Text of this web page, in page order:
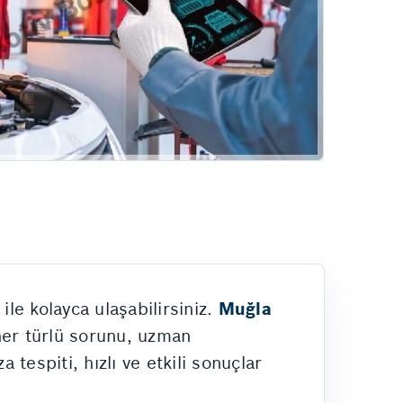
Hizmetlerimiz
kolayca ulaşabilirsiniz. Muğla
türlü sorunu, uzman
tespiti, hızlı ve etkili sonuçlar